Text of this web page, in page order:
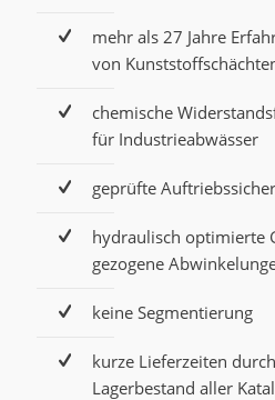
mehr als 27 Jahre
von
chemische
für Industrieabwässer
geprüfte
hydraulisch optimierte
gezogene
keine Segmentierung
kurze Lieferzeiten
Lagerbestand aller